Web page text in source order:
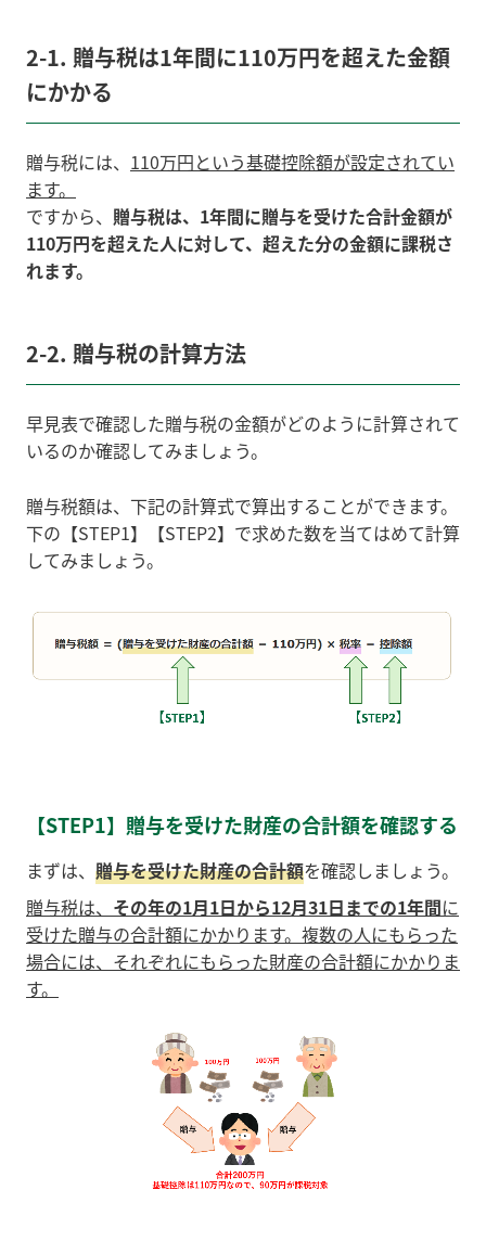
2-1. 贈与税は1年間に110万円を超えた金額
にかかる
贈与税には、 110万円という基礎控除額が設定されてい
ます。
ですから、 贈与税は、1年間に贈与を受けた合計金額が
110万円を超えた人に対して、超えた分の金額に課税さ
れます。
2-2. 贈与税の計算方法
早見表で確認した贈与税の金額がどのように計算されて
いるのか確認してみましょう。
贈与税額は、下記の計算式で算出することができます。
下の【STEP1】【STEP2】で求めた数を当てはめて計算
してみましょう。
【STEP1】贈与を受けた財産の合計額を確認する
まずは、 贈与を受けた財産の合計額を確認しましょう。
贈与税は、 その年の1月1日から12月31日までの1年間に
受けた贈与の合計額にかかります。複数の人にもらった
場合には、それぞれにもらった財産の合計額にかかりま
す。